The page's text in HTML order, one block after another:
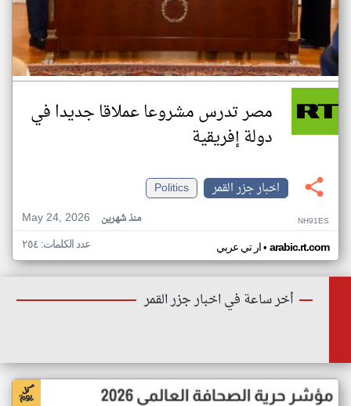
مصر تدرس مشروعا عملاقا جديدا في
دولة إفريقية
اخبار جزر القمر
Politics
May 24, 2026
منذ شهرين NH91ES
ار تي عربي• arabic.rt.com عدد الكلمات: ٢٥٤
أخر ساعة في اخبار جزر القمر